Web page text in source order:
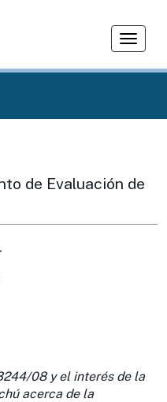
T
g
v
de Evaluación de
08 y el interés de la
acerca de la